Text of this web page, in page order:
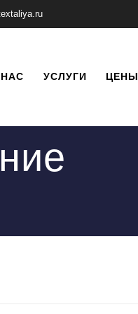
УСЛУГИ ЦЕНЫ